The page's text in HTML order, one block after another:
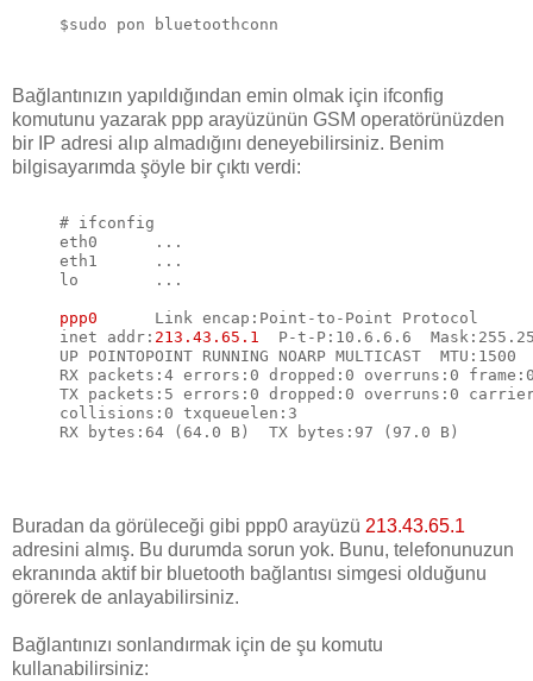
Bağlantınızın yapıldığından emin olmak için ifconfig
komutunu yazarak ppp arayüzünün GSM operatörünüzden
bir IP adresi alıp almadığını deneyebilirsiniz. Benim
bilgisayarımda şöyle bir çıktı verdi:
# ifconfig
eth0      ...
eth1      ...
lo        ...
ppp0 Link encap:Point-to-Point Protocol
inet addr: 213.43.65.1
P-t-P:10.6.6.6
UP POINTOPOINT RUNNING NOARP MULTICAST
RX packets:4 errors:0 dropped:0 overruns:0
TX packets:5 errors:0 dropped:0 overruns:0
collisions:0 txqueuelen:3
Buradan da görüleceği gibi ppp0 arayüzü 213.43.65.1
adresini almış. Bu durumda sorun yok. Bunu, telefonunuzun
ekranında aktif bir bluetooth bağlantısı simgesi olduğunu
görerek de anlayabilirsiniz.
Bağlantınızı sonlandırmak için de şu komutu
kullanabilirsiniz: